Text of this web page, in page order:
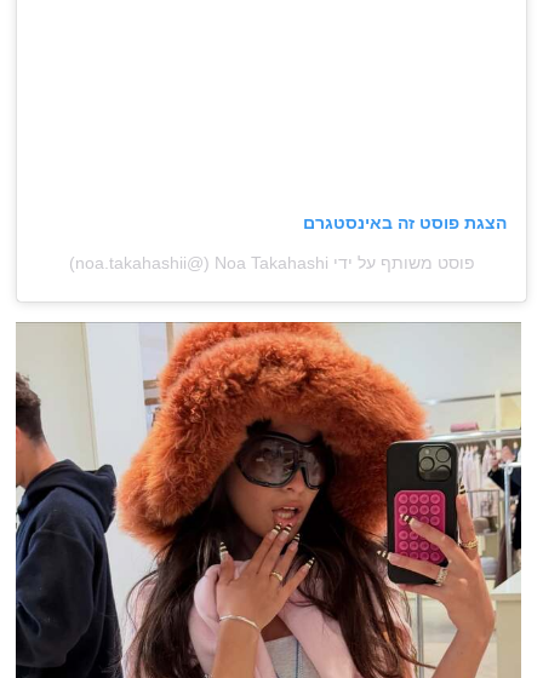
הצגת פוסט זה באינסטגרם
פוסט משותף על ידי ‏‎Noa Takahashi‎‏ (@‏‎noa.takahashii‎‏)